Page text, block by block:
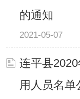
的通知
2021-05-07
连平县
用人员名单